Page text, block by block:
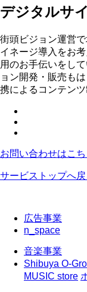
デジタルサ
街頭ビジョン運営
イネージ導入をお
用のお手伝いをし
ョン開発・販売も
携によるコンテン
お問い合わせはこち
サービストップへ戻
広告事業
n_space
音楽事業
Shibuya O-
MUSIC store